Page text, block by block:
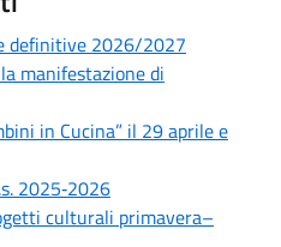
definitive 2026/2027
manifestazione di
in Cucina” il 29 aprile e
2025‑2026
culturali primavera–